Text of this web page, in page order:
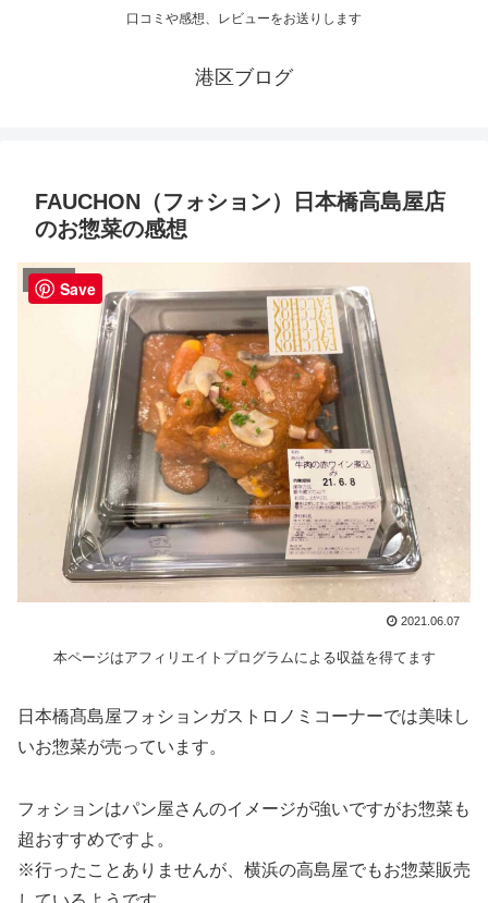
口コミや感想、レビューをお送りします
港区ブログ
FAUCHON（フォション）日本橋高島屋店
のお惣菜の感想
ショップ
2021.06.07
本ページはアフィリエイトプログラムによる収益を得てます
日本橋髙島屋フォションガストロノミコーナーでは美味し
いお惣菜が売っています。
フォションはパン屋さんのイメージが強いですがお惣菜も
超おすすめですよ。
※行ったことありませんが、横浜の高島屋でもお惣菜販売
Save